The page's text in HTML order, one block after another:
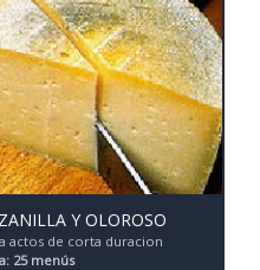
Y OLOROSO
actos de corta duracion
25 menús